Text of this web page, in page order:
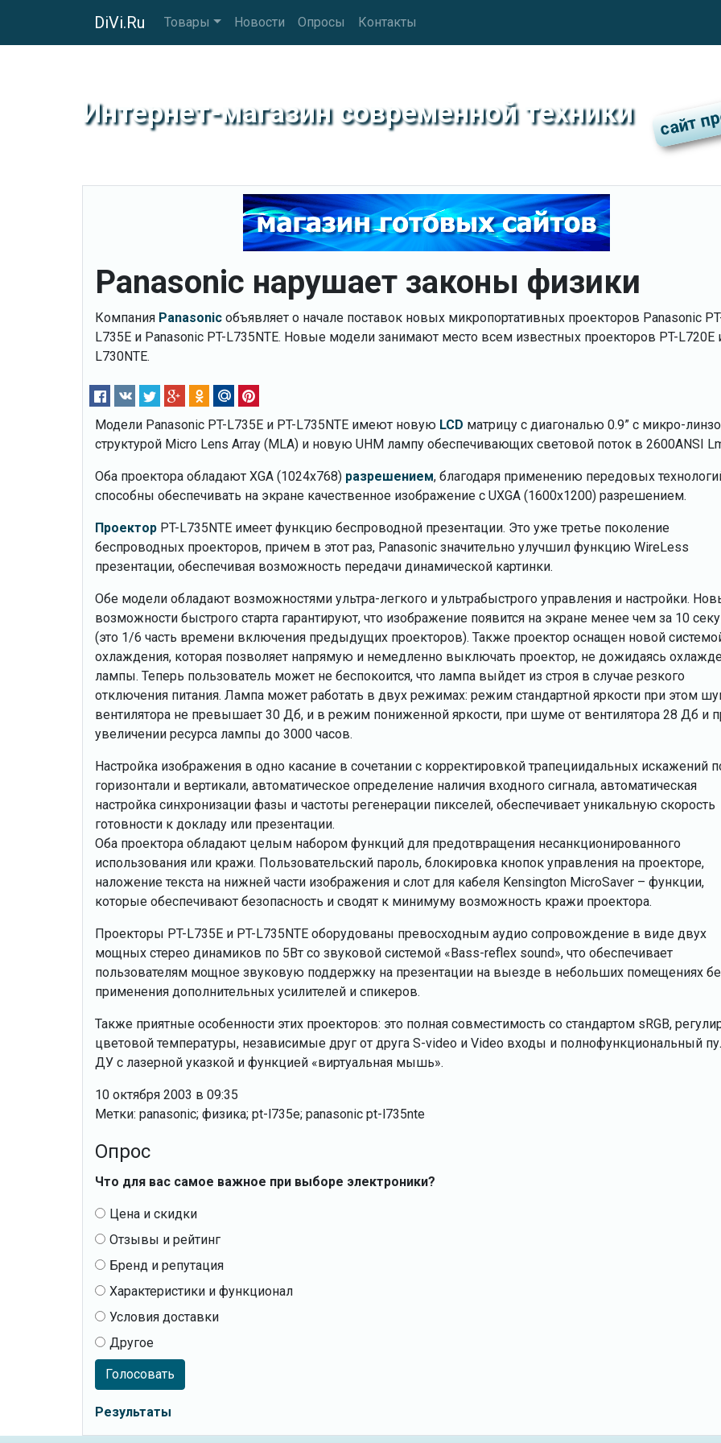
DiVi.Ru Товары Новости Опросы Контакты
Интернет-магазин современной техники
Panasonic нарушает законы физики
Компания Panasonic объявляет о начале поставок новых микропортативных проекторов Panasonic
L735Е и Panasonic PT-L735NTE. Новые модели занимают место всем известных проекторов PT-L720E
L730NTE.
Модели Panasonic PT-L735E и PT-L735NTE имеют новую LCD матрицу с диагональю 0.9” с микро-
структурой Micro Lens Array (MLA) и новую UHM лампу обеспечивающих световой поток в 2600ANSI
Оба проектора обладают XGA (1024х768) разрешением, благодаря применению передовых
способны обеспечивать на экране качественное изображение с UXGA (1600х1200) разрешением.
Проектор PT-L735NTE имеет функцию беспроводной презентации. Это уже третье поколение
беспроводных проекторов, причем в этот раз, Panasonic значительно улучшил функцию WireLess
презентации, обеспечивая возможность передачи динамической картинки.
Обе модели обладают возможностями ультра-легкого и ультрабыстрого управления и настройки.
возможности быстрого старта гарантируют, что изображение появится на экране менее чем за 10
(это 1/6 часть времени включения предыдущих проекторов). Также проектор оснащен новой
охлаждения, которая позволяет напрямую и немедленно выключать проектор, не дожидаясь
лампы. Теперь пользователь может не беспокоится, что лампа выйдет из строя в случае резкого
отключения питания. Лампа может работать в двух режимах: режим стандартной яркости при этом
вентилятора не превышает 30 Дб, и в режим пониженной яркости, при шуме от вентилятора 28 Дб и
увеличении ресурса лампы до 3000 часов.
Настройка изображения в одно касание в сочетании с корректировкой трапециидальных искажений
горизонтали и вертикали, автоматическое определение наличия входного сигнала, автоматическая
настройка синхронизации фазы и частоты регенерации пикселей, обеспечивает уникальную скорость
готовности к докладу или презентации.
Оба проектора обладают целым набором функций для предотвращения несанкционированного
использования или кражи. Пользовательский пароль, блокировка кнопок управления на проекторе,
наложение текста на нижней части изображения и слот для кабеля Kensington MicroSaver – функции,
которые обеспечивают безопасность и сводят к минимуму возможность кражи проектора.
Проекторы PT-L735Е и PT-L735NTE оборудованы превосходным аудио сопровождение в виде двух
мощных стерео динамиков по 5Вт со звуковой системой «Вass-reflex sound», что обеспечивает
пользователям мощное звуковую поддержку на презентации на выезде в небольших помещениях
применения дополнительных усилителей и спикеров.
Также приятные особенности этих проекторов: это полная совместимость со стандартом sRGB,
цветовой температуры, независимые друг от друга S-video и Video входы и полнофункциональный
ДУ с лазерной указкой и функцией «виртуальная мышь».
10 октября 2003 в 09:35
Метки: panasonic; физика; pt-l735е; panasonic pt-l735nte
Опрос
Что для вас самое важное при выборе электроники?
Цена и скидки
Отзывы и рейтинг
Бренд и репутация
Характеристики и функционал
Условия доставки
Другое
Голосовать
Результаты